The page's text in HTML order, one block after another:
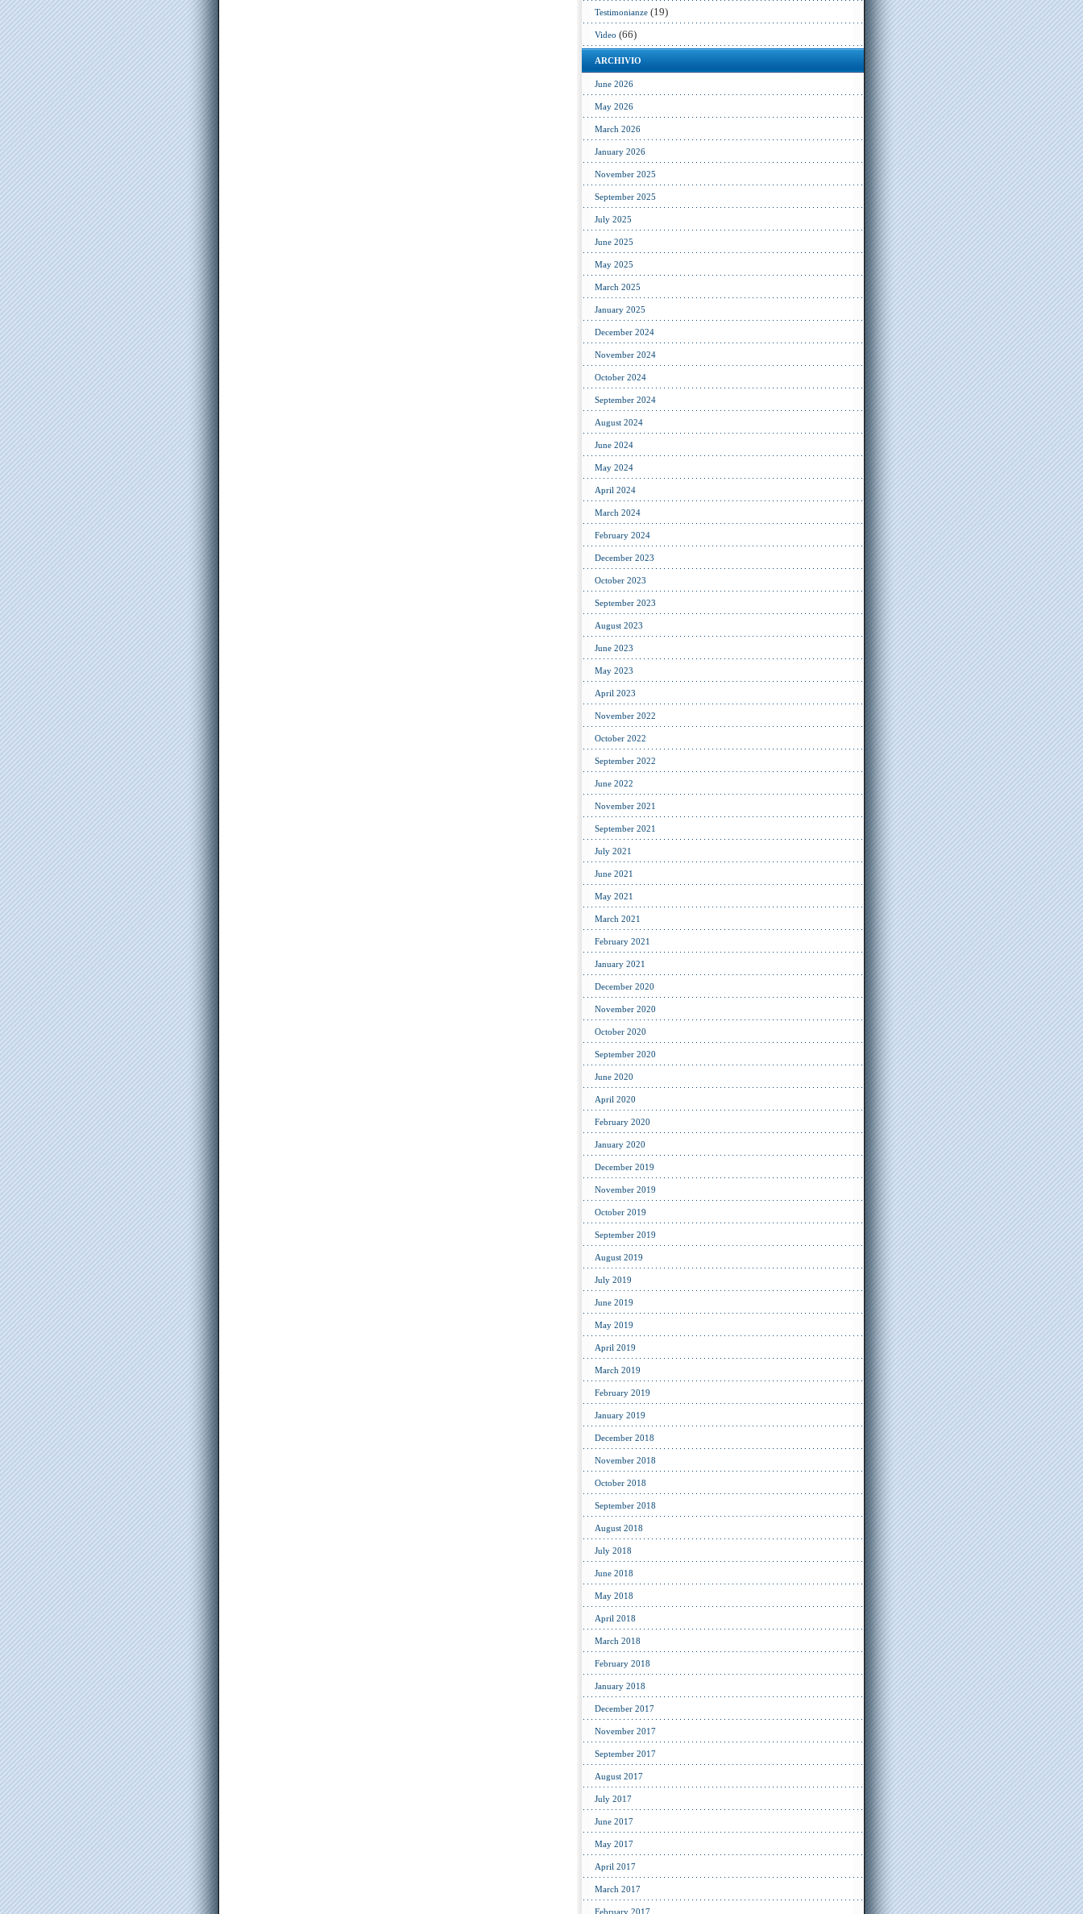
Testimonianze (19)
Video (66)
ARCHIVIO
June 2026
May 2026
March 2026
January 2026
November 2025
September 2025
July 2025
June 2025
May 2025
March 2025
January 2025
December 2024
November 2024
October 2024
September 2024
August 2024
June 2024
May 2024
April 2024
March 2024
February 2024
December 2023
October 2023
September 2023
August 2023
June 2023
May 2023
April 2023
November 2022
October 2022
September 2022
June 2022
November 2021
September 2021
July 2021
June 2021
May 2021
March 2021
February 2021
January 2021
December 2020
November 2020
October 2020
September 2020
June 2020
April 2020
February 2020
January 2020
December 2019
November 2019
October 2019
September 2019
August 2019
July 2019
June 2019
May 2019
April 2019
March 2019
February 2019
January 2019
December 2018
November 2018
October 2018
September 2018
August 2018
July 2018
June 2018
May 2018
April 2018
March 2018
February 2018
January 2018
December 2017
November 2017
September 2017
August 2017
July 2017
June 2017
May 2017
April 2017
March 2017
February 2017